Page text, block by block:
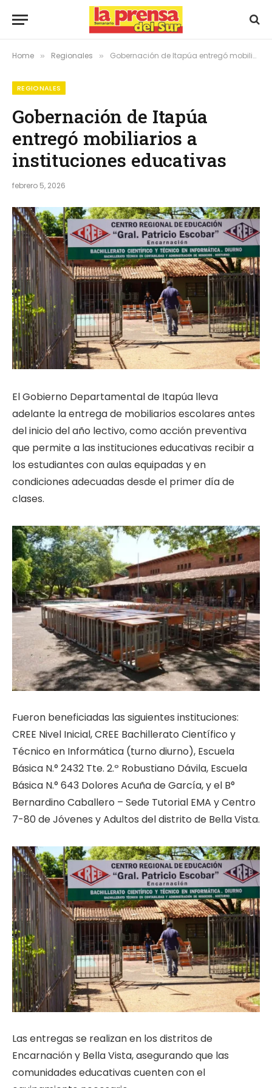
Home » Regionales » Gobernación de Itapúa entregó mobiliarios a instituciones educativas
REGIONALES
Gobernación de Itapúa
entregó mobiliarios a
instituciones educativas
febrero 5, 2026
El Gobierno Departamental de Itapúa lleva
adelante la entrega de mobiliarios escolares antes
del inicio del año lectivo, como acción preventiva
que permite a las instituciones educativas recibir a
los estudiantes con aulas equipadas y en
condiciones adecuadas desde el primer día de
clases.
Fueron beneficiadas las siguientes instituciones:
CREE Nivel Inicial, CREE Bachillerato Científico y
Técnico en Informática (turno diurno), Escuela
Básica N.° 2432 Tte. 2.º Robustiano Dávila, Escuela
Básica N.° 643 Dolores Acuña de García, y el B°
Bernardino Caballero – Sede Tutorial EMA y Centro
7-80 de Jóvenes y Adultos del distrito de Bella Vista.
Las entregas se realizan en los distritos de
Encarnación y Bella Vista, asegurando que las
comunidades educativas cuenten con el